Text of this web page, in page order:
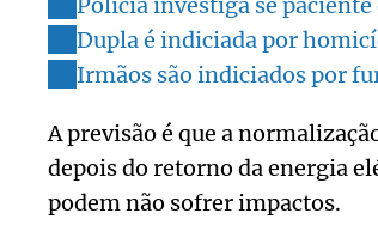
Dupla é indiciada por
Irmãos são indiciados por
A previsão é que a
depois do retorno da energia
podem não sofrer impactos.